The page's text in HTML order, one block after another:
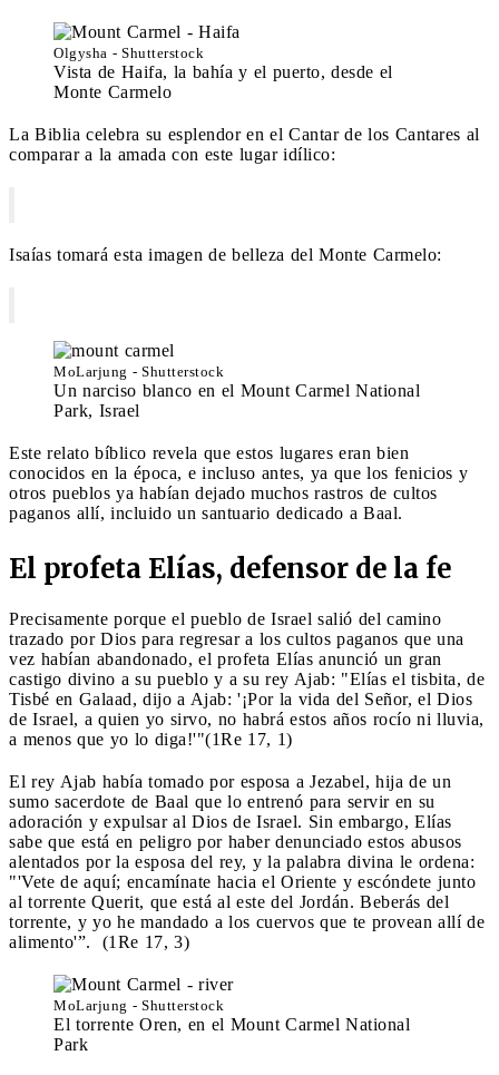
Olgysha - Shutterstock
Vista de Haifa, la bahía y el puerto, desde el
Monte Carmelo
La Biblia celebra su esplendor en el Cantar de los Cantares al
comparar a la amada con este lugar idílico:
Isaías tomará esta imagen de belleza del Monte Carmelo:
MoLarjung - Shutterstock
Un narciso blanco en el Mount Carmel National
Park, Israel
Este relato bíblico revela que estos lugares eran bien
conocidos en la época, e incluso antes, ya que los fenicios y
otros pueblos ya habían dejado muchos rastros de cultos
paganos allí, incluido un santuario dedicado a Baal.
El profeta Elías, defensor de la fe
Precisamente porque el pueblo de Israel salió del camino
trazado por Dios para regresar a los cultos paganos que una
vez habían abandonado, el profeta Elías anunció un gran
castigo divino a su pueblo y a su rey Ajab: "Elías el tisbita, de
Tisbé en Galaad, dijo a Ajab: '¡Por la vida del Señor, el Dios
de Israel, a quien yo sirvo, no habrá estos años rocío ni lluvia,
a menos que yo lo diga!'"(1Re 17, 1)
El rey Ajab había tomado por esposa a Jezabel, hija de un
sumo sacerdote de Baal que lo entrenó para servir en su
adoración y expulsar al Dios de Israel. Sin embargo, Elías
sabe que está en peligro por haber denunciado estos abusos
alentados por la esposa del rey, y la palabra divina le ordena:
"'Vete de aquí; encamínate hacia el Oriente y escóndete junto
al torrente Querit, que está al este del Jordán. Beberás del
torrente, y yo he mandado a los cuervos que te provean allí de
alimento'”. (1Re 17, 3)
MoLarjung - Shutterstock
El torrente Oren, en el Mount Carmel National
Park